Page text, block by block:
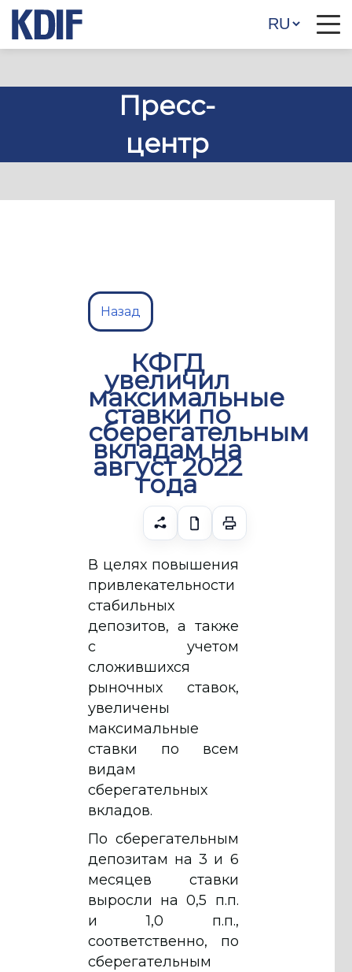
Пресс-
центр
Назад
КФГД
увеличил
максимальные
ставки по
сберегательным
вкладам на
август 2022
года
В целях повышения
привлекательности
стабильных
депозитов, а также
с учетом
сложившихся
рыночных ставок,
увеличены
максимальные
ставки по всем
видам
сберегательных
вкладов.
По сберегательным
депозитам на 3 и 6
месяцев ставки
выросли на 0,5 п.п.
и 1,0 п.п.,
соответственно, по
сберегательным